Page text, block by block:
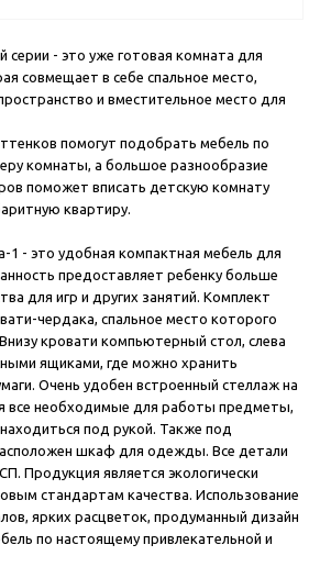
серии - это уже готовая комната для
совмещает в себе спальное место,
и вместительное место для
помогут подобрать мебель по
комнаты, а большое разнообразие
поможет вписать детскую комнату
квартиру.
1 - это удобная компактная мебель для
предоставляет ребенку больше
для игр и других занятий. Комплект
чердака, спальное место которого
кровати компьютерный стол, слева
ящиками, где можно хранить
Очень удобен встроенный стеллаж на
все необходимые для работы предметы,
под рукой. Также под
шкаф для одежды. Все детали
Продукция является экологически
стандартам качества. Использование
ярких расцветок, продуманный дизайн
по настоящему привлекательной и